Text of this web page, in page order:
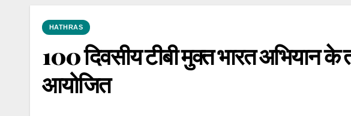
HATHRAS
100 दिवसीय टीबी मुक्त भारत अभियान के
आयोजित